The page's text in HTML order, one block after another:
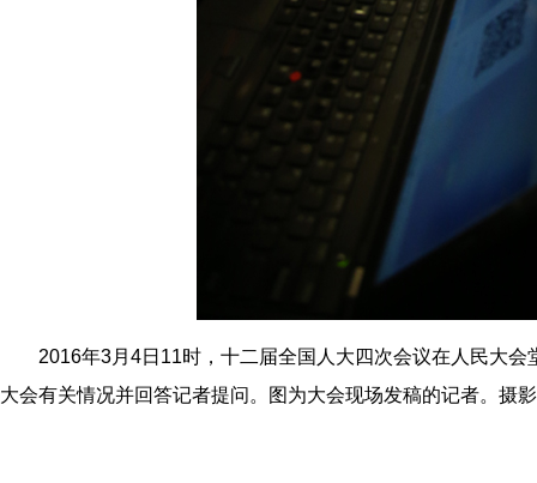
2016年3月4日11时，十二届全国人大四次会议在人民大会
大会有关情况并回答记者提问。图为大会现场发稿的记者。摄